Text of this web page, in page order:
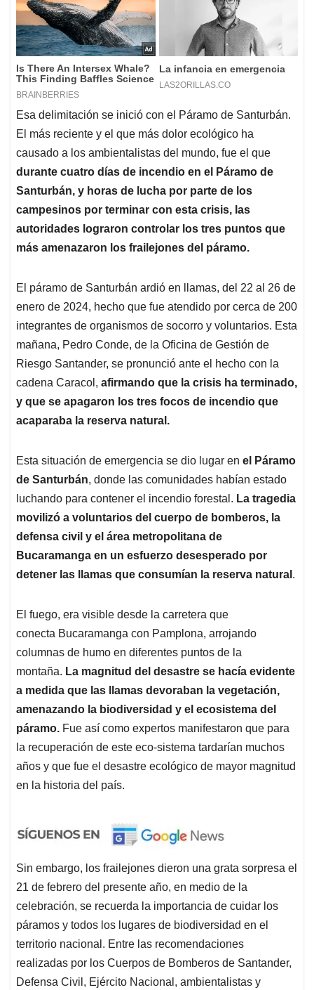
Esa delimitación se inició con el Páramo de Santurbán.
El más reciente y el que más dolor ecológico ha
causado a los ambientalistas del mundo, fue el que
durante cuatro días de incendio en el Páramo de
Santurbán, y horas de lucha por parte de los
campesinos por terminar con esta crisis, las
autoridades lograron controlar los tres puntos que
más amenazaron los frailejones del páramo.
El páramo de Santurbán ardió en llamas, del 22 al 26 de
enero de 2024, hecho que fue atendido por cerca de 200
integrantes de organismos de socorro y voluntarios. Esta
mañana, Pedro Conde, de la Oficina de Gestión de
Riesgo Santander, se pronunció ante el hecho con la
cadena Caracol, afirmando que la crisis ha terminado,
y que se apagaron los tres focos de incendio que
acaparaba la reserva natural.
Esta situación de emergencia se dio lugar en el Páramo
de Santurbán, donde las comunidades habían estado
luchando para contener el incendio forestal. La tragedia
movilizó a voluntarios del cuerpo de bomberos, la
defensa civil y el área metropolitana de
Bucaramanga en un esfuerzo desesperado por
detener las llamas que consumían la reserva natural .
El fuego, era visible desde la carretera que
conecta Bucaramanga con Pamplona, arrojando
columnas de humo en diferentes puntos de la
montaña. La magnitud del desastre se hacía evidente
a medida que las llamas devoraban la vegetación,
amenazando la biodiversidad y el ecosistema del
páramo. Fue así como expertos manifestaron que para
la recuperación de este eco-sistema tardarían muchos
años y que fue el desastre ecológico de mayor magnitud
en la historia del país.
Sin embargo, los frailejones dieron una grata sorpresa el
21 de febrero del presente año, en medio de la
celebración, se recuerda la importancia de cuidar los
páramos y todos los lugares de biodiversidad en el
territorio nacional. Entre las recomendaciones
realizadas por los Cuerpos de Bomberos de Santander,
Defensa Civil, Ejército Nacional, ambientalistas y